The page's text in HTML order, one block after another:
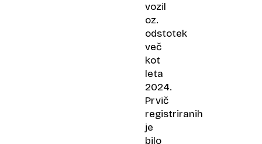
vozil
oz.
odstotek
več
kot
leta
2024.
Prvič
registriranih
je
bilo